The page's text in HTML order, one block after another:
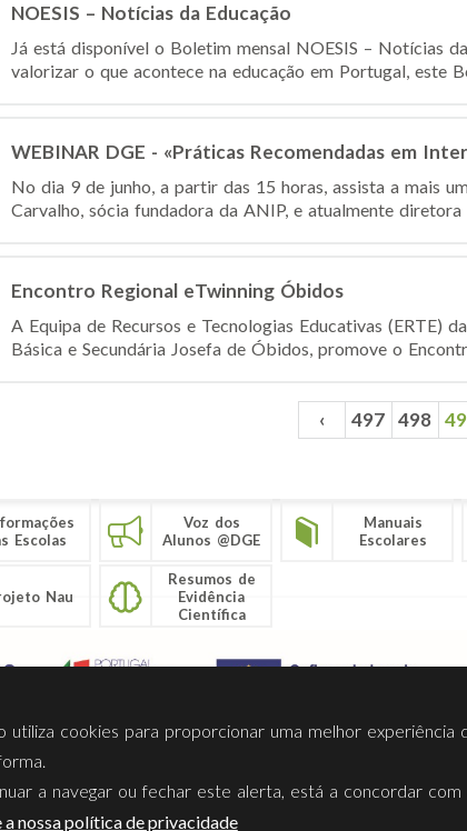
NOESIS – Notícias da Educação
Já está disponível o Boletim mensal NOESIS – Notícias
valorizar o que acontece na educação em Portugal, este
WEBINAR DGE - «Práticas Recomendadas em
No dia 9 de junho, a partir das 15 horas, assista a mais
Carvalho, sócia fundadora da ANIP, e atualmente
Encontro Regional eTwinning Óbidos
A Equipa de Recursos e Tecnologias Educativas (ERTE)
Básica e Secundária Josefa de Óbidos, promove o
‹ 497 498
Escolas
Voz dos
Alunos @DGE
Manuais
Escolares
Nau
Resumos de
Evidência
Científica
Nós Privacidade Termos Utilização Contactos
utiliza cookies para proporcionar uma melhor experiência
a navegar ou fechar este alerta, está a concordar com
a nossa política de privacidade